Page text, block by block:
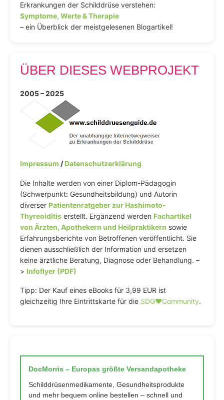
Erkrankungen der Schilddrüse verstehen:
Symptome, Werte & Therapie
– ein Überblick der meistgelesenen Blogartikel!
ÜBER DIESES WEBPROJEKT
2005 – 2025
Impressum /Datenschutzerklärung
Die Inhalte werden von einer Diplom-Pädagogin
(Schwerpunkt: Gesundheitsbildung) und Autorin
diverser Patientenratgeber zur Hashimoto-
Thyreoiditis erstellt. Ergänzend werden Fachartikel
von Ärzten, Apothekern und Heilpraktikern sowie
Erfahrungsberichte von Betroffenen veröffentlicht. Sie
dienen ausschließlich der Information und ersetzen
keine ärztliche Beratung, Diagnose oder Behandlung. –
> Infoflyer (PDF)
Tipp: Der Kauf eines eBooks für 3,99 EUR ist
gleichzeitig Ihre Eintrittskarte für die SDG♥️Community.
DocMorris – Europas größte Versandapotheke
Schilddrüsenmedikamente, Gesundheitsprodukte
und mehr bequem online bestellen – schnell und